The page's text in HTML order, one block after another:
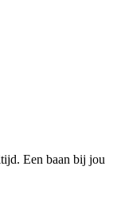
Een baan bij jou